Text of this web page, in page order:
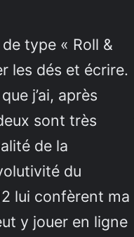
type « Roll &
les dés et écrire.
j’ai, après
sont très
de la
du
lui confèrent ma
y jouer en ligne